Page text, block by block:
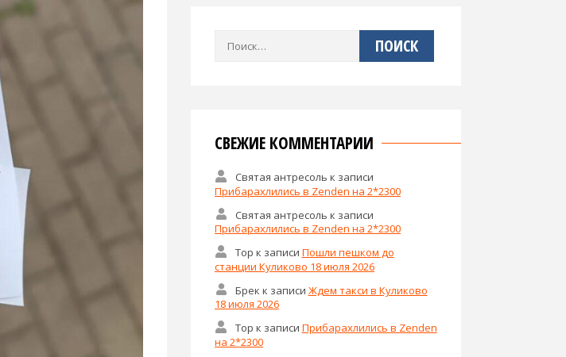
Найти:
СВЕЖИЕ КОММЕНТАРИИ
Святая антресоль к записи
Прибарахлились в Zenden на 2*2300
Святая антресоль к записи
Прибарахлились в Zenden на 2*2300
Тор к записи Пошли пешком до
станции Куликово 18 июля 2026
Брек к записи Ждем такси в Куликово
18 июля 2026
Тор к записи Прибарахлились в Zenden
на 2*2300